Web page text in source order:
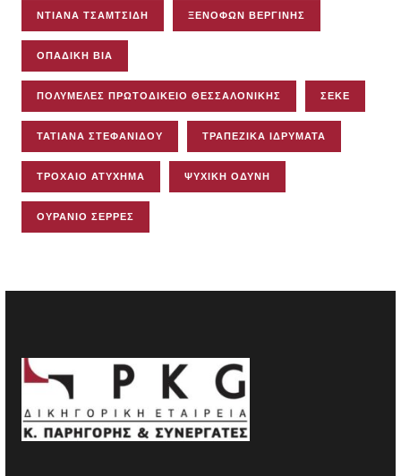
ΝΤΙΆΝΑ ΤΣΑΜΤΣΊΔΗ ΞΕΝΟΦΏΝ ΒΕΡΓΊΝΗΣ
ΟΠΑΔΙΚΉ ΒΊΑ
ΠΟΛΥΜΕΛΈΣ ΠΡΩΤΟΔΙΚΕΊΟ ΘΕΣΣΑΛΟΝΊΚΗΣ ΣΕΚΕ
ΤΑΤΙΆΝΑ ΣΤΕΦΑΝΊΔΟΥ ΤΡΑΠΕΖΙΚΆ ΙΔΡΎΜΑΤΑ
ΤΡΟΧΑΊΟ ΑΤΎΧΗΜΑ ΨΥΧΙΚΉ ΟΔΎΝΗ
ΟΥΡΆΝΙΟ ΣΈΡΡΕΣ